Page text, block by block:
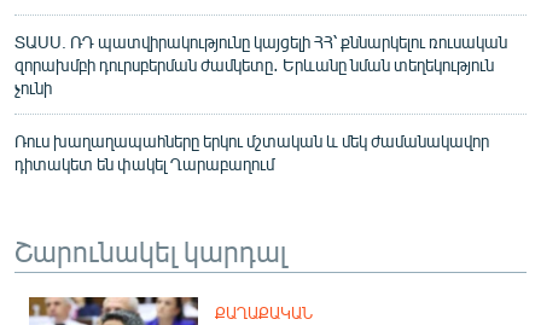
ՏԱՍՍ. ՌԴ պատվիրակությունը կայցելի ՀՀ՝ քննարկելու ռուսական
զորախմբի դուրսբերման ժամկետը․ Երևանը նման տեղեկություն
չունի
Ռուս խաղաղապահները երկու մշտական և մեկ ժամանակավոր
դիտակետ են փակել Ղարաբաղում
Շարունակել կարդալ
ՔԱՂԱՔԱԿԱՆ